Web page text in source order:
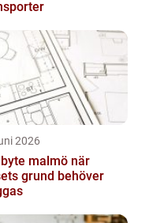
2026
malmö när
grund behöver